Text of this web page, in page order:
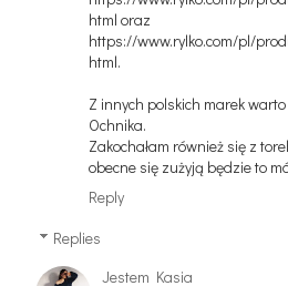
html oraz
https://www.rylko.com/pl/
html.
Z innych polskich marek
Ochnika.
Zakochałam również się z
obecne się zużyją będzie to
Reply
Replies
Jestem Kasia